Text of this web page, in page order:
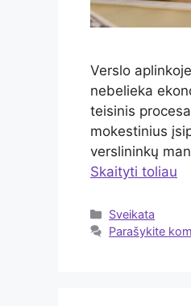
Verslo
nebelieka
teisinis
mokestinius
verslininkų
Skaityti toliau
Kategorijos
Sveikata
Parašykite